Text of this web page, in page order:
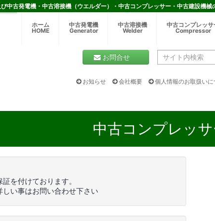
中古発電機・中古溶接機（ウエルダー）・中古コンプレッサー・中古建設機械
ホーム
HOME
中古発電機
Generator
中古溶接機
Welder
中古コンプレッサ
Compressor
お問合せ
お知らせ 会社概要 個人情報のお取扱いに
中古コンプレッ
を付けております。
い事はお問い合わせ下さい